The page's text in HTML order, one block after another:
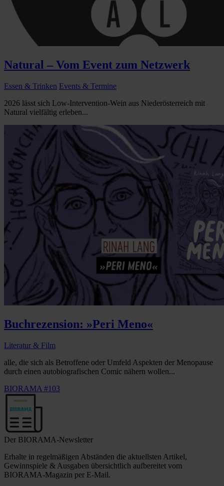
Natural – Vom Event zum Netzwerk
Essen & Trinken Events & Termine
2026 lässt sich Low-Intervention-Wein aus Niederösterreich mit
Natural vielfältig erleben...
Buchrezension: »Peri Meno«
Literatur & Film
alle, die sich als Betroffene oder Umfeld Aspekten der Menopause
durch einen autobiografischen Comic nähern wollen...
BIORAMA #103
Der BIORAMA-Newsletter
Erhalte in regelmäßigen Abständen die aktuellsten Artikel,
Gewinnspiele & Ausgaben übersichtlich aufbereitet vom
BIORAMA-Magazin per E-Mail.